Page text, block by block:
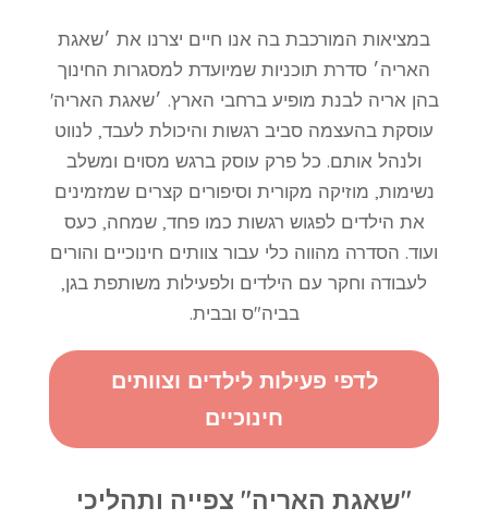
במציאות המורכבת בה אנו חיים יצרנו את ׳שאגת
האריה׳ סדרת תוכניות שמיועדת למסגרות החינוך
בהן אריה לבנת מופיע ברחבי הארץ. ׳שאגת האריה'
עוסקת בהעצמה סביב רגשות והיכולת לעבד, לנווט
ולנהל אותם. כל פרק עוסק ברגש מסוים ומשלב
נשימות, מוזיקה מקורית וסיפורים קצרים שמזמינים
את הילדים לפגוש רגשות כמו פחד, שמחה, כעס
ועוד. הסדרה מהווה כלי עבור צוותים חינוכיים והורים
לעבודה וחקר עם הילדים ולפעילות משותפת בגן,
בביה"ס ובבית.
לדפי פעילות לילדים וצוותים
חינוכיים
"שאגת האריה" צפייה ותהליכי